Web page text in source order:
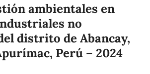
ambientales en
no
distrito de Abancay,
Perú – 2024